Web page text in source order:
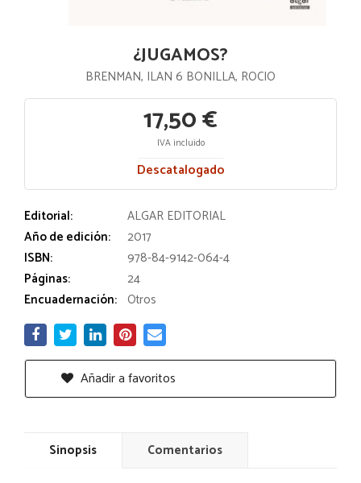
¿JUGAMOS?
BRENMAN, ILAN 6 BONILLA, ROCIO
17,50 €
IVA incluido
Descatalogado
Editorial:
ALGAR EDITORIAL
Año de edición:
2017
ISBN:
978-84-9142-064-4
Páginas:
24
Encuadernación: Otros
Añadir a favoritos
Sinopsis Comentarios